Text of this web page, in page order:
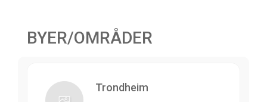
BYER/OMRÅDER
Trondheim